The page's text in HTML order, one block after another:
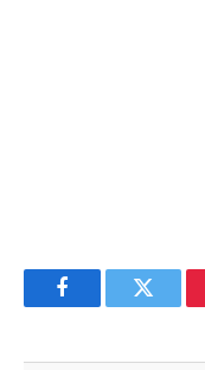
FacebookTwitter